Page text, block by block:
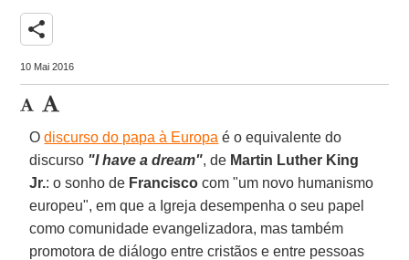
share
10 Mai 2016
Odiscurso do papa à Europa é o equivalente do
discurso "I have a dream", de Martin Luther King
Jr.: o sonho de Francisco com "um novo humanismo
europeu", em que a Igreja desempenha o seu papel
como comunidade evangelizadora, mas também
promotora de diálogo entre cristãos e entre pessoas